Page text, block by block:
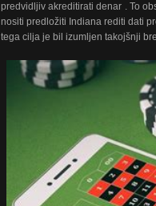
predvidljiv akreditirati denar . To
nositi predložiti Indiana rediti dati
tega cilja je bil izumljen takojšnji